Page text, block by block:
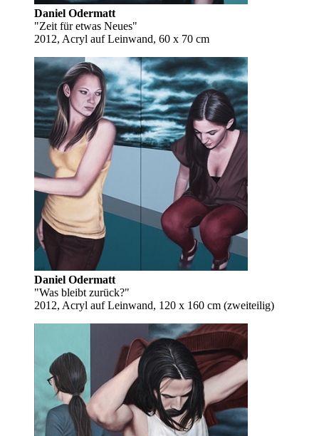
Daniel Odermatt
"Zeit für etwas Neues"
2012, Acryl auf Leinwand, 60 x 70 cm
Daniel Odermatt
"Was bleibt zurück?"
2012, Acryl auf Leinwand, 120 x 160 cm (zweiteilig)